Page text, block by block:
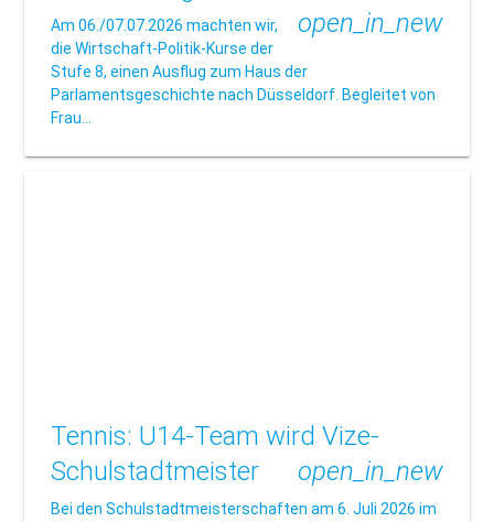
open_in_new
Am 06./07.07.2026 machten wir,
die Wirtschaft-Politik-Kurse der
Stufe 8, einen Ausflug zum Haus der
Parlamentsgeschichte nach Düsseldorf. Begleitet von
Frau…
Tennis: U14-Team wird Vize-
Schulstadtmeister
open_in_new
Bei den Schulstadtmeisterschaften am 6. Juli 2026 im